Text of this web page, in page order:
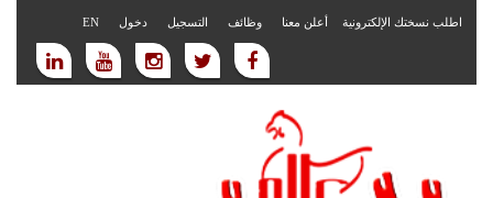
اطلب نسختك الإلكترونية أعلن معنا وظائف التسجيل دخول EN